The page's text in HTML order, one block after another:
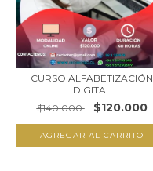
CURSO ALFABETIZACIÓN
DIGITAL
$140.000
$120.000